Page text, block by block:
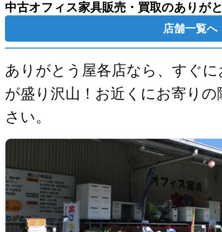
中古オフィス家具販売・買取のありが
店舗一覧へ
ありがとう屋各店なら、すぐ
が盛り沢山！お近くにお寄り
さい。